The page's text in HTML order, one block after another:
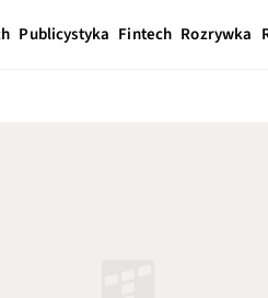
Publicystyka Fintech Rozrywka